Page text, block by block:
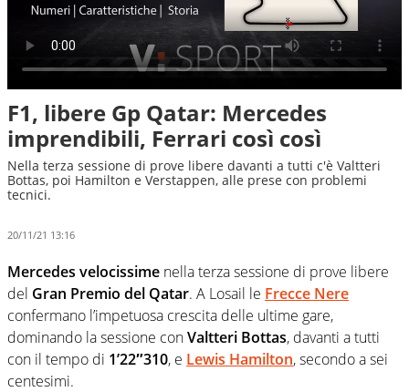
F1, libere Gp Qatar: Mercedes
imprendibili, Ferrari così così
Nella terza sessione di prove libere davanti a tutti c'è Valtteri
Bottas, poi Hamilton e Verstappen, alle prese con problemi
tecnici.
20/11/21 13:16
Mercedes velocissime nella terza sessione di prove libere
del Gran Premio del Qatar. A Losail le Frecce Nere
confermano l’impetuosa crescita delle ultime gare,
dominando la sessione conValtteri Bottas, davanti a tutti
con il tempo di 1’22″310, e Lewis Hamilton, secondo a sei
centesimi.